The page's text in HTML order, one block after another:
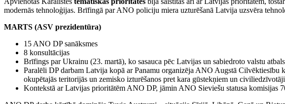
modernās tehnoloģijas. Brīfingā par ANO policiju miera uzturēšanā Latvija uzsvēra
MARTS (ASV prezidentūra)
15 ANO DP sanāksmes
8 konsultācijas
Brīfings par Ukrainu (23. martā), ko sasauca pēc Latvijas un sabiedroto valstu
Paralēli DP darbam Latvija kopā ar Panamu organizēja ANO Augstā
okupētajās teritorijās un zemisko izturēšanos pret kara gūstekņiem un
Kontekstā ar Latvijas prioritātēm ANO DP, jāmin ANO Sieviešu statusa komisijas